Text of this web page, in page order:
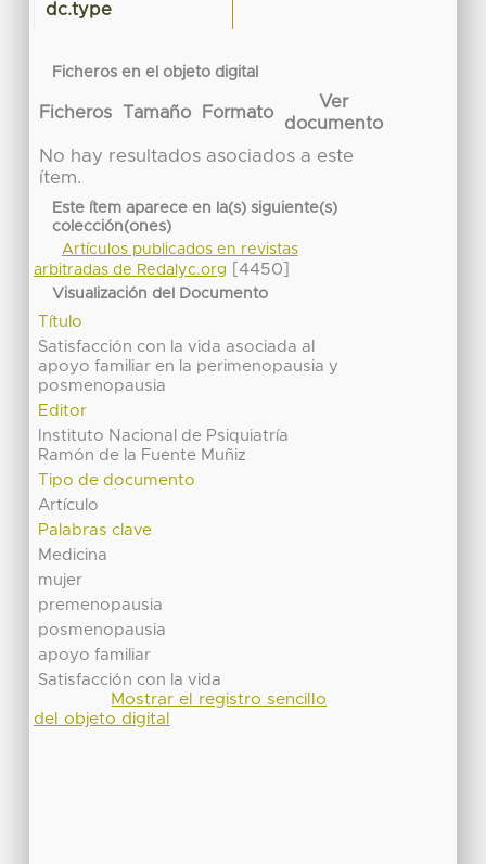
dc.type
Ficheros en el objeto digital
Ficheros Tamaño Formato
Ver
documento
No hay resultados asociados a este
ítem.
Este ítem aparece en la(s) siguiente(s)
colección(ones)
Artículos publicados en revistas
arbitradas de Redalyc.org
[4450]
Visualización del Documento
Título
Satisfacción con la vida asociada al
apoyo familiar en la perimenopausia y
posmenopausia
Editor
Instituto Nacional de Psiquiatría
Ramón de la Fuente Muñiz
Tipo de documento
Artículo
Palabras clave
Medicina
mujer
premenopausia
posmenopausia
apoyo familiar
Satisfacción con la vida
Mostrar el registro sencillo
del objeto digital